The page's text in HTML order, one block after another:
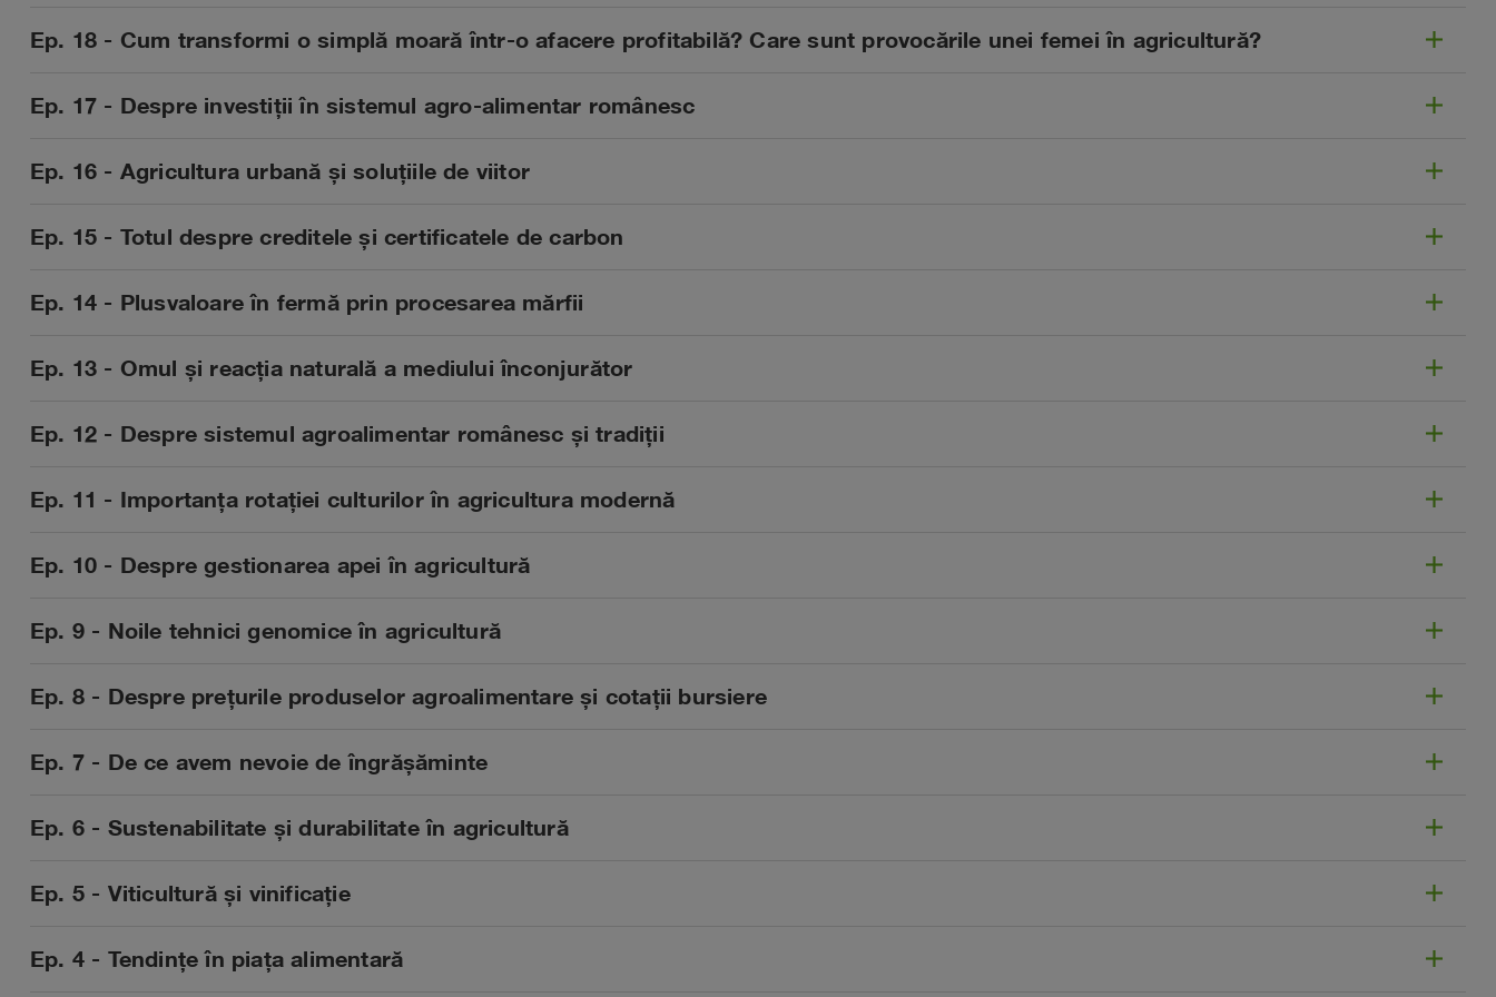
Ep. 18 - Cum transformi o simplă moară într-o afacere profitabilă? Care sunt provocările unei femei în agricultură?
Ep. 17 - Despre investiții în sistemul agro-alimentar românesc
Ep. 16 - Agricultura urbană și soluțiile de viitor
Ep. 15 - Totul despre creditele și certificatele de carbon
Ep. 14 - Plusvaloare în fermă prin procesarea mărfii
Ep. 13 - Omul și reacția naturală a mediului înconjurător
Ep. 12 - Despre sistemul agroalimentar românesc și tradiții
Ep. 11 - Importanța rotației culturilor în agricultura modernă
Ep. 10 - Despre gestionarea apei în agricultură
Ep. 9 - Noile tehnici genomice în agricultură
Ep. 8 - Despre prețurile produselor agroalimentare și cotații bursiere
Ep. 7 - De ce avem nevoie de îngrășăminte
Ep. 6 - Sustenabilitate și durabilitate în agricultură
Ep. 5 - Viticultură și vinificație
Ep. 4 - Tendințe în piața alimentară